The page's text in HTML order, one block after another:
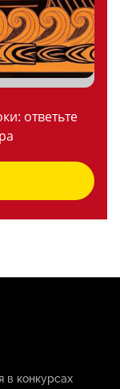
ответьте
в конкурсах